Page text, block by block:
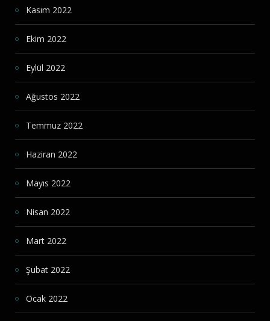
Kasım 2022
Ekim 2022
Eylül 2022
Ağustos 2022
Temmuz 2022
Haziran 2022
Mayıs 2022
Nisan 2022
Mart 2022
Şubat 2022
Ocak 2022